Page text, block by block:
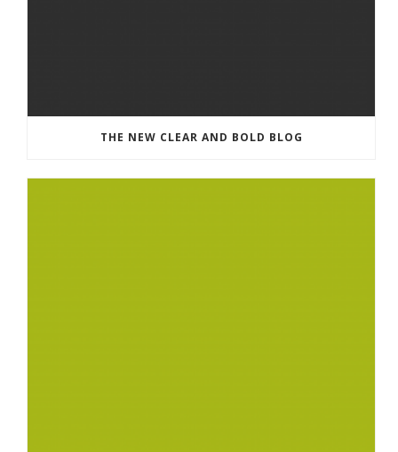
THE NEW CLEAR AND BOLD BLOG